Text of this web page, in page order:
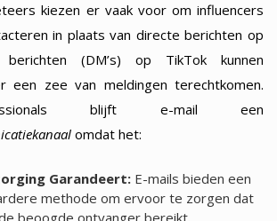
kiezen er vaak voor om influencers
in plaats van directe berichten op
berichten (DM’s) op TikTok kunnen
een zee van meldingen terechtkomen.
blijft e-mail een
omdat het:
Garandeert:E-mails bieden een
methode om ervoor te zorgen dat
beoogde ontvanger bereikt.